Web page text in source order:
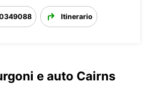
Itinerario
e auto Cairns